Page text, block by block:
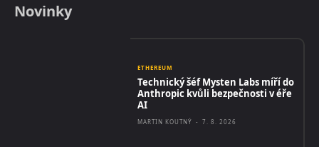
Novinky
ETHEREUM
Technický šéf Mysten Labs míří do
Anthropic kvůli bezpečnosti v éře
AI
MARTIN KOUTNÝ - 7. 8. 2026